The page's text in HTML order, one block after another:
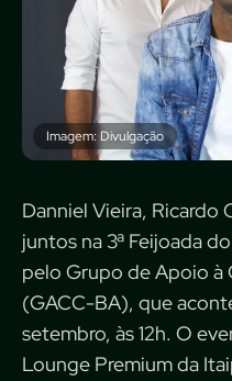
Imagem: Divulgação
Danniel Vieira, Ricardo
juntos na 3ª Feijoada
pelo Grupo de Apoio à
(GACC-BA), que
setembro, às 12h. O
Lounge Premium da